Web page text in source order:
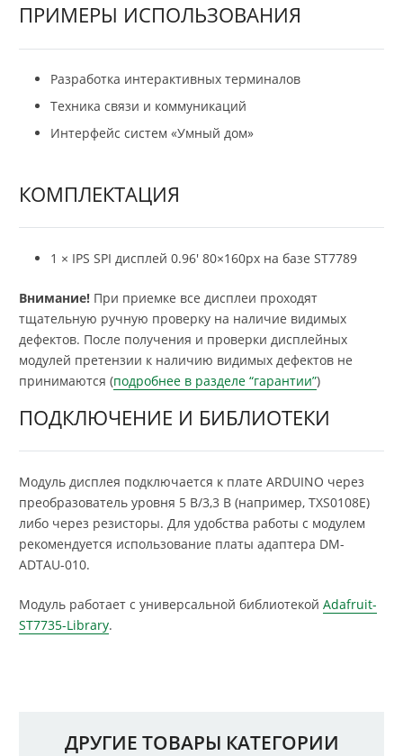
ПРИМЕРЫ ИСПОЛЬЗОВАНИЯ
Разработка интерактивных терминалов
Техника связи и коммуникаций
Интерфейс систем «Умный дом»
КОМПЛЕКТАЦИЯ
1 × IPS SPI дисплей 0.96′ 80×160px на базе ST7789
Внимание! При приемке все дисплеи проходят
тщательную ручную проверку на наличие видимых
дефектов. После получения и проверки дисплейных
модулей претензии к наличию видимых дефектов не
принимаются (подробнее в разделе “гарантии”)
ПОДКЛЮЧЕНИЕ И БИБЛИОТЕКИ
Модуль дисплея подключается к плате ARDUINO через
преобразователь уровня 5 В/3,3 В (например, TXS0108E)
либо через резисторы. Для удобства работы с модулем
рекомендуется использование платы адаптера DM-
ADTAU-010.
Модуль работает с универсальной библиотекой Adafruit-
ST7735-Library.
ДРУГИЕ ТОВАРЫ КАТЕГОРИИ